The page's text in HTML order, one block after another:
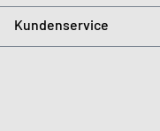
Kundenservice